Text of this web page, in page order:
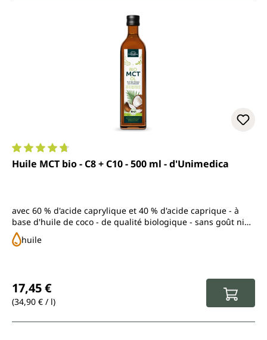
Note moyenne de 4.8 sur 5 étoiles
Huile MCT bio - C8 + C10 - 500 ml - d'Unimedica
avec 60 % d'acide caprylique et 40 % d'acide caprique - à
base d'huile de coco - de qualité biologique - sans goût ni
odeur
huile
17,45 €
(34,90 € / l)